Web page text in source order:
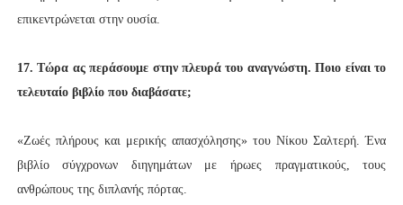
επικεντρώνεται στην ουσία.
17. Τώρα ας περάσουμε στην πλευρά του αναγνώστη. Ποιο είναι το
τελευταίο βιβλίο που διαβάσατε;
«Ζωές πλήρους και μερικής απασχόλησης» του Νίκου Σαλτερή. Ένα
βιβλίο σύγχρονων διηγημάτων με ήρωες πραγματικούς, τους
ανθρώπους της διπλανής πόρτας.